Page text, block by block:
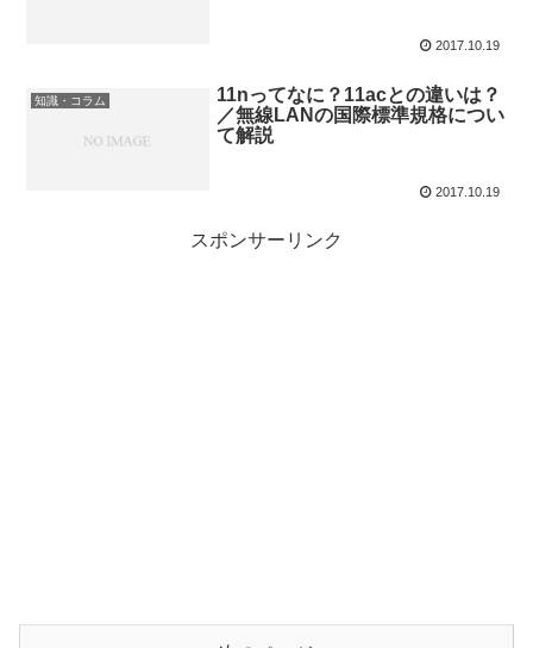
2017.10.19
知識・コラム
11nってなに？11acとの違いは？
／無線LANの国際標準規格につい
て解説
2017.10.19
スポンサーリンク